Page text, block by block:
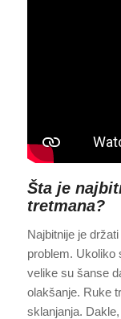
Šta je
tretmana?
Najbitnije je
problem. Ukoliko
velike su šanse
olakšanje. Ruke
sklanjanja.